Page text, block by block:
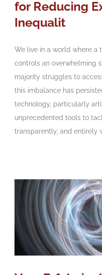
for Reducing
Inequalit
We live in a world where
controls an overwhelming
majority struggles to
this imbalance has
technology, particularly
unprecedented tools to
transparently, and entirely